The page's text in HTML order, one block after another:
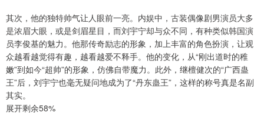
其次，他的独特帅气让人眼前一亮。内娱中，古装偶像剧男演员大多
是浓眉大眼，或是剑眉星目，而刘宇宁却与众不同，有种类似韩国演
员李俊基的魅力。他那传奇励志的形象，加上丰富的角色扮演，让观
众越看越觉得有趣，越看越爱不释手。他的变化，从“刚出道时的稚
嫩”到如今“超帅”的形象，仿佛自带魔力。此外，继檀健次的“广西蛊
王”后，刘宇宁也毫无疑问地成为了“丹东蛊王”，这样的称号真是名副
其实。
展开剩余58%